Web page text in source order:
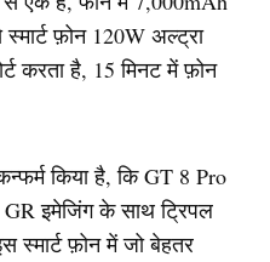
फ़ोन 120W अल्ट्रा
करता है, 15 मिनट में फ़ोन
किया है, कि GT 8 Pro
इमेजिंग के साथ ट्रिपल
स्मार्ट फ़ोन में जो बेहतर